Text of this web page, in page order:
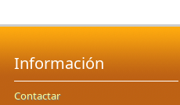
Información
Contactar